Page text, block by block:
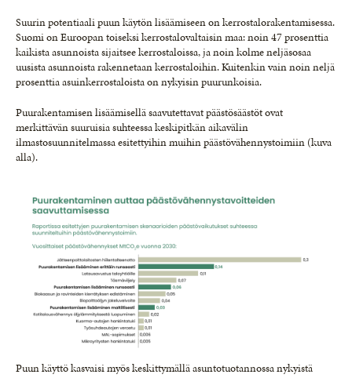
Suurin potentiaali puun käytön lisäämiseen on kerrostalorakentamisessa.
Suomi on Euroopan toiseksi kerrostalovaltaisin maa: noin 47 prosenttia
kaikista asunnoista sijaitsee kerrostaloissa, ja noin kolme neljäsosaa
uusista asunnoista rakennetaan kerrostaloihin. Kuitenkin vain noin neljä
prosenttia asuinkerrostaloista on nykyisin puurunkoisia.
Puurakentamisen lisäämisellä saavutettavat päästösäästöt ovat
merkittävän suuruisia suhteessa keskipitkän aikavälin
ilmastosuunnitelmassa esitettyihin muihin päästövähennystoimiin (kuva
alla).
Puun käyttö kasvaisi myös keskittymällä asuntotuotannossa nykyistä